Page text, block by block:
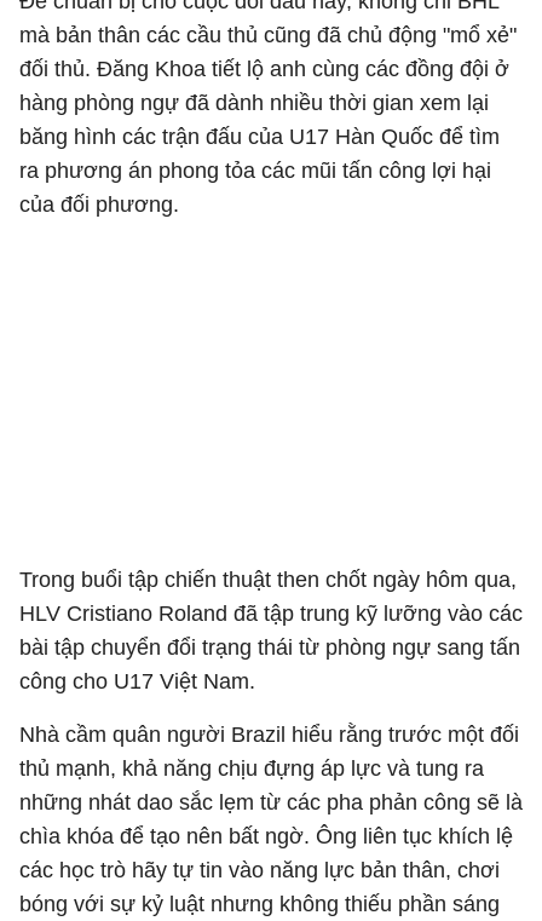
mà bản thân các cầu thủ cũng đã chủ động "mổ xẻ"
đối thủ. Đăng Khoa tiết lộ anh cùng các đồng đội ở
hàng phòng ngự đã dành nhiều thời gian xem lại
băng hình các trận đấu của U17 Hàn Quốc để tìm
ra phương án phong tỏa các mũi tấn công lợi hại
của đối phương.
Trong buổi tập chiến thuật then chốt ngày hôm qua,
HLV Cristiano Roland đã tập trung kỹ lưỡng vào các
bài tập chuyển đổi trạng thái từ phòng ngự sang tấn
công cho U17 Việt Nam.
Nhà cầm quân người Brazil hiểu rằng trước một đối
thủ mạnh, khả năng chịu đựng áp lực và tung ra
những nhát dao sắc lẹm từ các pha phản công sẽ là
chìa khóa để tạo nên bất ngờ. Ông liên tục khích lệ
các học trò hãy tự tin vào năng lực bản thân, chơi
bóng với sự kỷ luật nhưng không thiếu phần sáng